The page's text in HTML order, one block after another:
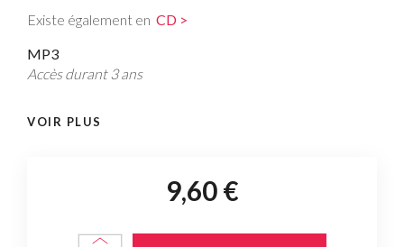
Existe également en CD >
MP3
Accès durant 3 ans
VOIR PLUS
9,60 €